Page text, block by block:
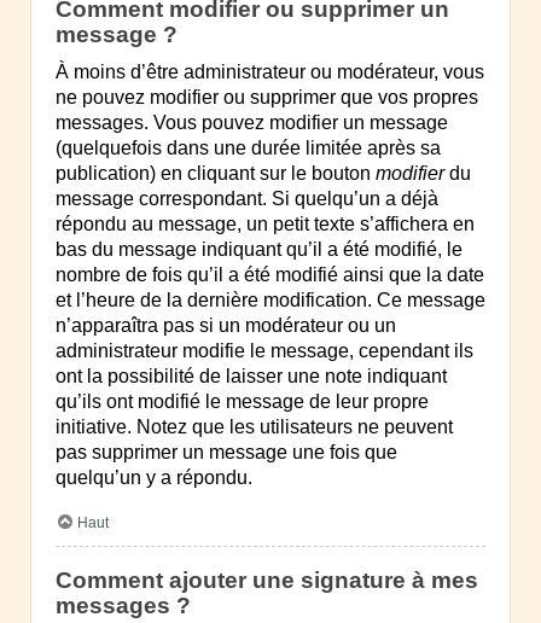
Comment modifier ou supprimer un
message ?
À moins d’être administrateur ou modérateur, vous
ne pouvez modifier ou supprimer que vos propres
messages. Vous pouvez modifier un message
(quelquefois dans une durée limitée après sa
publication) en cliquant sur le bouton modifierdu
message correspondant. Si quelqu’un a déjà
répondu au message, un petit texte s’affichera en
bas du message indiquant qu’il a été modifié, le
nombre de fois qu’il a été modifié ainsi que la date
et l’heure de la dernière modification. Ce message
n’apparaîtra pas si un modérateur ou un
administrateur modifie le message, cependant ils
ont la possibilité de laisser une note indiquant
qu’ils ont modifié le message de leur propre
initiative. Notez que les utilisateurs ne peuvent
pas supprimer un message une fois que
quelqu’un y a répondu.
Haut
Comment ajouter une signature à mes
messages ?